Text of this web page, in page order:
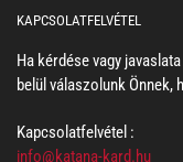
KAPCSOLATFELVÉTEL
Ha kérdése vagy
belül válaszolunk
Kapcsolatfelvétel :
info@katana-kard.hu